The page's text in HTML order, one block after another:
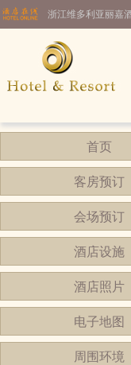
浙江维多利亚丽嘉
首页
客房预订
会场预订
酒店设施
酒店照片
电子地图
周围环境